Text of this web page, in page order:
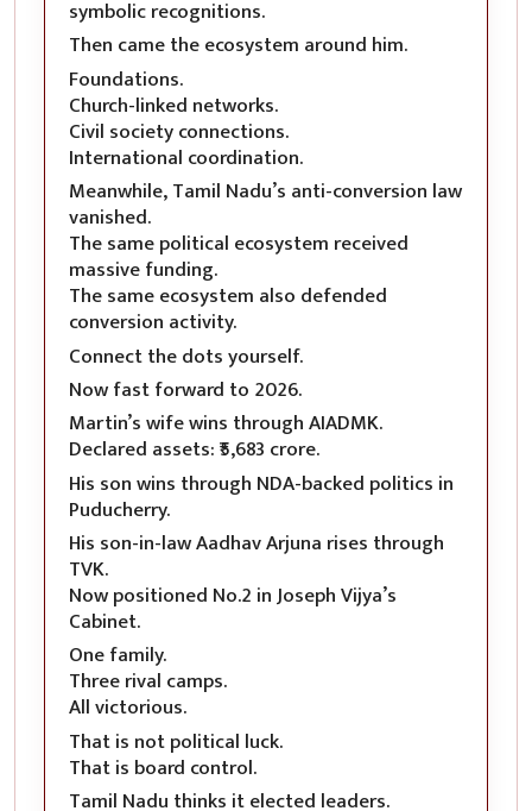
symbolic recognitions.
Then came the ecosystem around him.
Foundations.
Church-linked networks.
Civil society connections.
International coordination.
Meanwhile, Tamil Nadu’s anti-conversion law
vanished.
The same political ecosystem received
massive funding.
The same ecosystem also defended
conversion activity.
Connect the dots yourself.
Now fast forward to 2026.
Martin’s wife wins through AIADMK.
Declared assets: ₹5,683 crore.
His son wins through NDA-backed politics in
Puducherry.
His son-in-law Aadhav Arjuna rises through
TVK.
Now positioned No.2 in Joseph Vijya’s
Cabinet.
One family.
Three rival camps.
All victorious.
That is not political luck.
That is board control.
Tamil Nadu thinks it elected leaders.